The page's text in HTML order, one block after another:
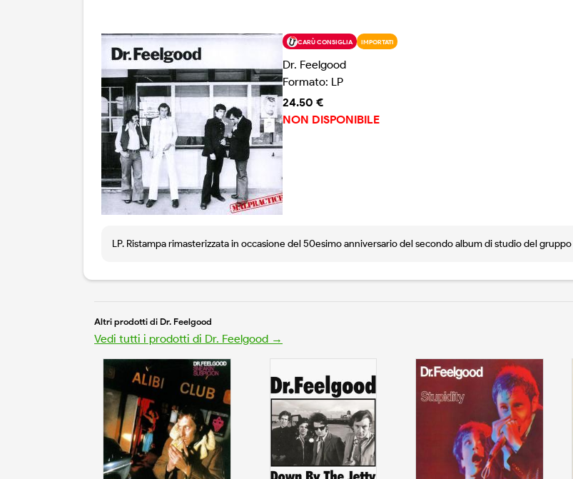
CARÙ CONSIGLIA IMPORTATI
Dr. Feelgood
Formato: LP
24.50 €
NON DISPONIBILE
LP. Ristampa rimasterizzata in occasione del 50esimo anniversario del secondo album di studio del
Altri prodotti di Dr. Feelgood
Vedi tutti i prodotti di Dr. Feelgood →